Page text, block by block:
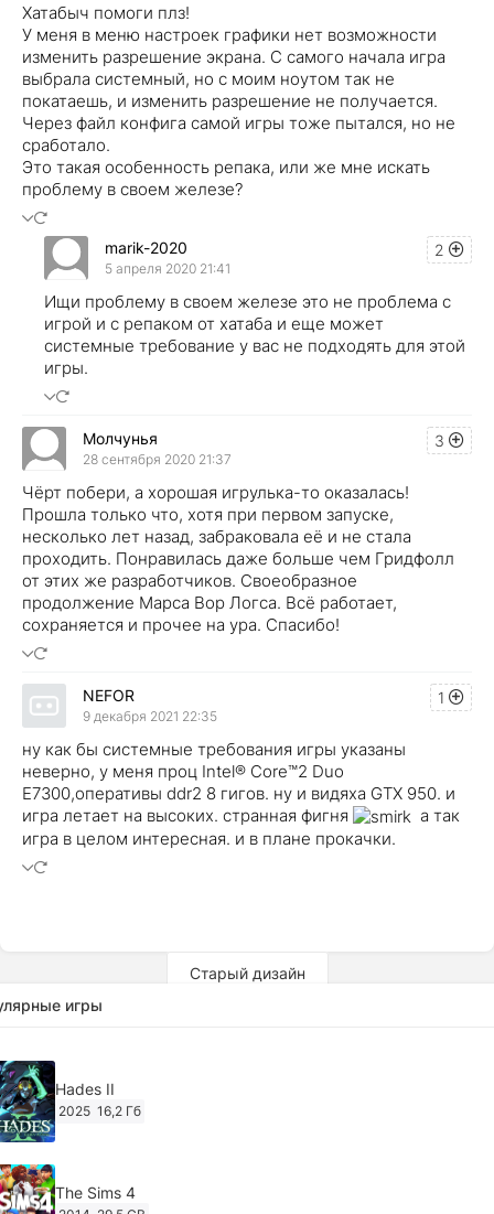
Хатабыч помоги плз!
У меня в меню настроек графики нет возможности
изменить разрешение экрана. С самого начала игра
выбрала системный, но с моим ноутом так не
покатаешь, и изменить разрешение не получается.
Через файл конфига самой игры тоже пытался, но не
сработало.
Это такая особенность репака, или же мне искать
проблему в своем железе?
2
marik-2020
5 апреля 2020 21:41
Ищи проблему в своем железе это не проблема с
игрой и с репаком от хатаба и еще может
системные требование у вас не подходять для этой
игры.
3
Молчунья
28 сентября 2020 21:37
Чёрт побери, а хорошая игрулька-то оказалась!
Прошла только что, хотя при первом запуске,
несколько лет назад, забраковала её и не стала
проходить. Понравилась даже больше чем Гридфолл
от этих же разработчиков. Своеобразное
продолжение Марса Вор Логса. Всё работает,
сохраняется и прочее на ура. Спасибо!
1
NEFOR
9 декабря 2021 22:35
ну как бы системные требования игры указаны
неверно, у меня проц Intel® Core™2 Duo
E7300,оперативы ddr2 8 гигов. ну и видяха GTX 950. и
игра летает на высоких. странная фигня
а так
игра в целом интересная. и в плане прокачки.
Старый дизайн
игры
Hades II
2025 16,2 Гб
The Sims 4